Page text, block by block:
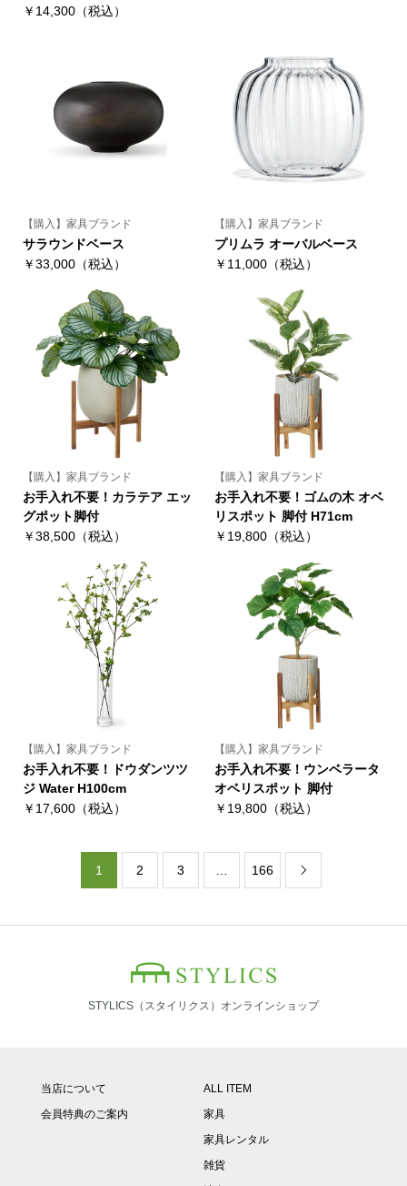
￥14,300（税込）
【購入】家具ブランド
サラウンドベース
￥33,000（税込）
【購入】家具ブランド
プリムラ オーバルベース
￥11,000（税込）
【購入】家具ブランド
お手入れ不要！カラテア エッ
グポット脚付
￥38,500（税込）
【購入】家具ブランド
お手入れ不要！ゴムの木 オベ
リスポット 脚付 H71cm
￥19,800（税込）
【購入】家具ブランド
お手入れ不要！ドウダンツツ
ジ Water H100cm
￥17,600（税込）
【購入】家具ブランド
お手入れ不要！ウンベラータ
オベリスポット 脚付
￥19,800（税込）
1 2 3 166 
STYLICS（スタイリクス）オンラインショップ
当店について
会員特典のご案内
ALL ITEM
家具
家具レンタル
雑貨